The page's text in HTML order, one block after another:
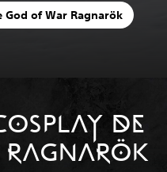
God of War Ragnarök
DE